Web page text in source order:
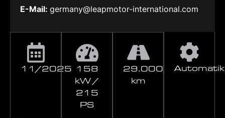
11/2025 158
kW /
215
PS
29.000
km
Automatik
E-Mail: germany@leapmotor-international.com